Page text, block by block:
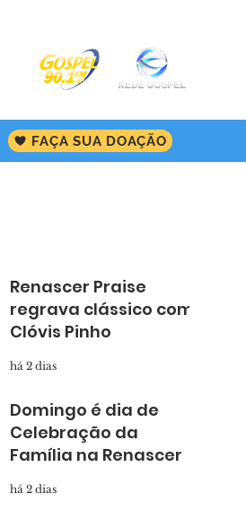
FAÇA SUA DOAÇÃO
Renascer Praise
regrava clássico com
Clóvis Pinho
há 2 dias
Domingo é dia de
Celebração da
Família na Renascer
há 2 dias